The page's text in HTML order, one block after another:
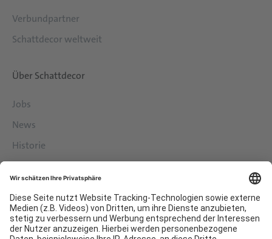
Verbundpartner
Schattdecor weltweit
Über Schattdecor
Jobs
News
Historie
Philosophie
Services
Downloads